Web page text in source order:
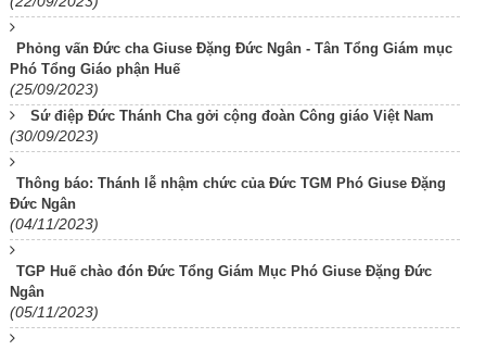
Phỏng vấn Đức cha Giuse Đặng Đức Ngân - Tân Tổng Giám mục
Phó Tổng Giáo phận Huế
(25/09/2023)
Sứ điệp Đức Thánh Cha gởi cộng đoàn Công giáo Việt Nam
(30/09/2023)
Thông báo: Thánh lễ nhậm chức của Đức TGM Phó Giuse Đặng
Đức Ngân
(04/11/2023)
TGP Huế chào đón Đức Tổng Giám Mục Phó Giuse Đặng Đức
Ngân
(05/11/2023)